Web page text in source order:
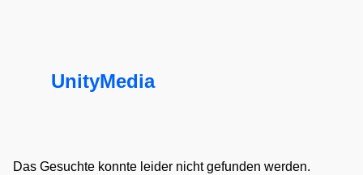
UnityMedia
Das Gesuchte konnte leider nicht gefunden werden.